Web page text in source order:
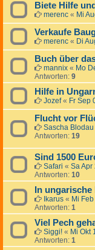
Biete Hilfe
merenc « Mi
Verkaufe
merenc « Di
Buch über
mannix « Mo
Antworten: 9
Hilfe in
Jozef« Fr Sep
Flucht vor
Sascha Blodau
Antworten: 19
Sind 1500
Safari « Sa Apr
Antworten: 10
In
Ikarus « Mi
Antworten: 1
Viel Pech
Siggi! « Mi Okt
Antworten: 1